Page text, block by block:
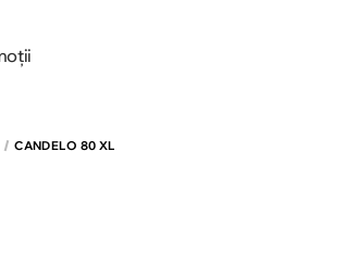
CANDELO 80 XL